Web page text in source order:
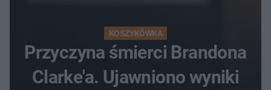
KOSZYKÓWKA
Przyczyna śmierci Brandona
Clarke'a. Ujawniono wyniki